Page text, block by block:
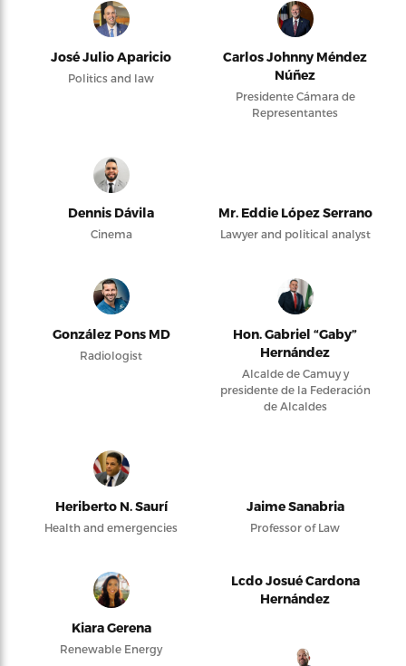
José Julio Aparicio
Politics and law
Carlos Johnny Méndez
Núñez
Presidente Cámara de
Representantes
Dennis Dávila
Cinema
Mr. Eddie López Serrano
Lawyer and political analyst
González Pons MD
Radiologist
Hon. Gabriel “Gaby”
Hernández
Alcalde de Camuy y
presidente de la Federación
de Alcaldes
Heriberto N. Saurí
Health and emergencies
Jaime Sanabria
Professor of Law
Kiara Gerena
Renewable Energy
Lcdo Josué Cardona
Hernández